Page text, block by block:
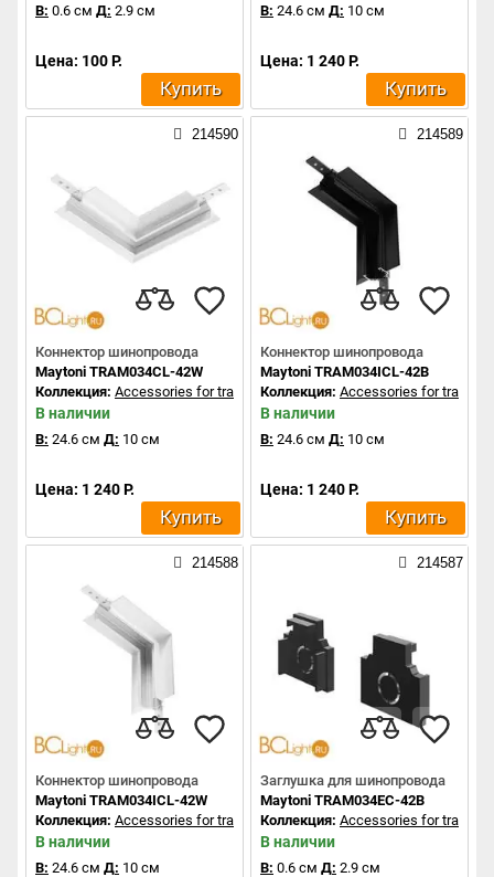
В: 0.6 см Д: 2.9 см
Цена: 100 Р.
Купить
В: 24.6 см Д: 10 см
Цена: 1 240 Р.
Купить
214590
Коннектор шинопровода
Maytoni TRAM034CL-42W
Коллекция: Accessories for tracks Exility
В наличии
В: 24.6 см Д: 10 см
Цена: 1 240 Р.
Купить
214589
Коннектор шинопровода
Maytoni TRAM034ICL-42B
Коллекция: Accessories for tracks
В наличии
В: 24.6 см Д: 10 см
Цена: 1 240 Р.
Купить
214588
Коннектор шинопровода
Maytoni TRAM034ICL-42W
Коллекция: Accessories for tracks Exility
В наличии
В: 24.6 см Д: 10 см
214587
Заглушка для шинопровода
Maytoni TRAM034EC-42B
Коллекция: Accessories for tracks
В наличии
В: 0.6 см Д: 2.9 см